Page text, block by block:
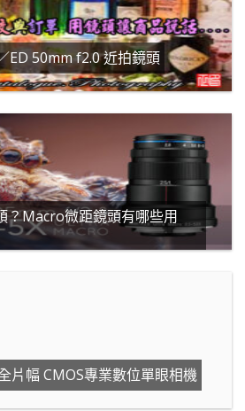
ED 50mm f2.0 近拍鏡頭
？Macro微距鏡頭有哪些用
片幅 CMOS專業數位單眼相機